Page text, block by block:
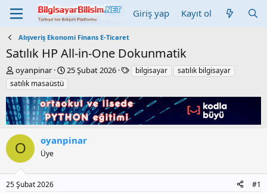
Giriş yap Kayıt ol
Alışveriş Ekonomi Finans E-Ticaret
Satılık HP All-in-One Dokunmatik
K
o
n
b
u
y
u
b
a
ş
l
a
oyanpinar
B
a
ş
l
a
n
ı
a
25 Şubat 2026
E
k
e
t
bilgisayar
satılık bilgisayar
satılık masaüstü
O oyanpinar
Üye
25 Şubat 2026 #1